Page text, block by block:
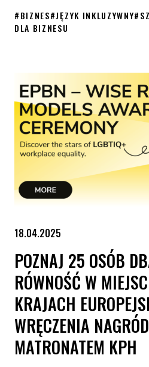
#BIZNES#JĘZYK INKLUZYWNY#
DLA BIZNESU
18.04.2025
POZNAJ 25 OSÓB
RÓWNOŚĆ W
KRAJACH
WRĘCZENIA
MATRONATEM KPH